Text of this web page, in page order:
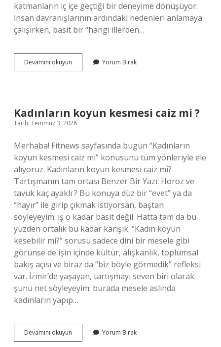
katmanların iç içe geçtiği bir deneyime dönüşüyor.
İnsan davranışlarının ardındaki nedenleri anlamaya
çalışırken, basit bir “hangi illerden…
Devamını okuyun Ankaradan
Fethiyeye
Yorum Bırak
Kadınların koyun kesmesi caiz mi ?
Tarih: Temmuz 3, 2026
Merhaba! Fitnews sayfasında bugün “Kadınların
koyun kesmesi caiz mi” konusunu tüm yönleriyle ele
alıyoruz. Kadınların koyun kesmesi caiz mi?
Tartışmanın tam ortası Benzer Bir Yazı: Horoz ve
tavuk kaç ayaklı ? Bu konuya düz bir “evet” ya da
“hayır” ile girip çıkmak istiyorsan, baştan
söyleyeyim: iş o kadar basit değil. Hatta tam da bu
yüzden ortalık bu kadar karışık. “Kadın koyun
kesebilir mi?” sorusu sadece dini bir mesele gibi
görünse de işin içinde kültür, alışkanlık, toplumsal
bakış açısı ve biraz da “biz böyle görmedik” refleksi
var. İzmir’de yaşayan, tartışmayı seven biri olarak
şunu net söyleyeyim: burada mesele aslında
kadınların yapıp…
Devamını okuyun Kadınların
koyun
Yorum Bırak